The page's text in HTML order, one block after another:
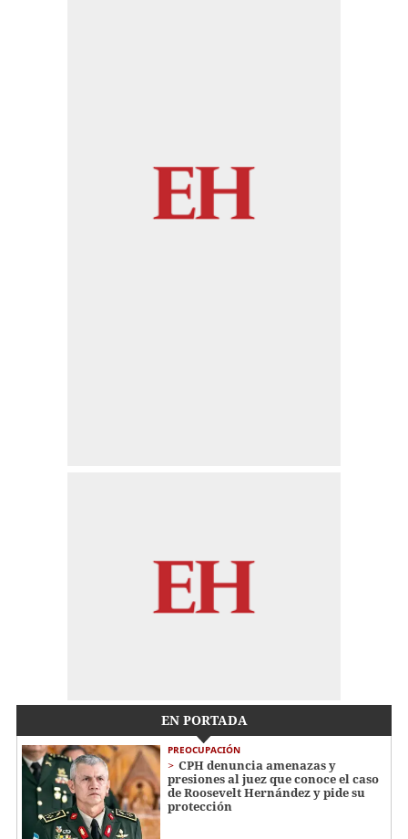
EN PORTADA
PREOCUPACIÓN
CPH denuncia amenazas y
presiones al juez que conoce el caso
de Roosevelt Hernández y pide su
protección